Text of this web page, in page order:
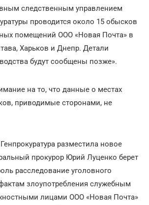
следственным управлением
проводится около 15 обысков
помещений ООО «Новая Почта» в
Харьков и Днепр. Детали
будут сообщены позже».
на то, что данные о местах
приводимые сторонами, не
разместила новое
прокурор Юрий Луценко берет
расследование уголовного
злоупотребления служебным
лицами ООО «Новая Почта»